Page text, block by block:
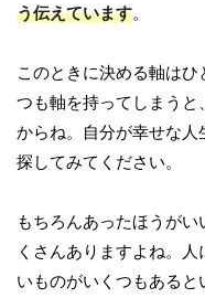
う伝えています。
このときに決める軸は
つも軸を持ってしまう
からね。自分が幸せな
探してみてください。
もちろんあったほうが
くさんありますよね。
いものがいくつもある